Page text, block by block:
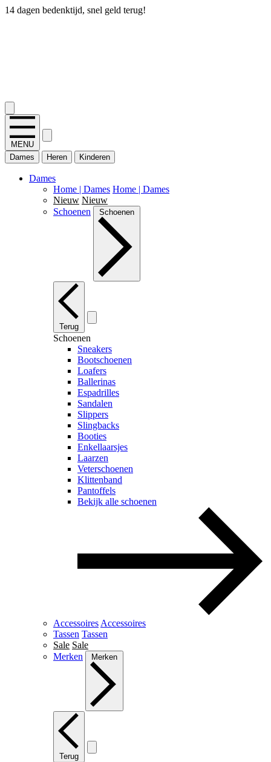
14 dagen bedenktijd, snel geld terug!
MENU
Dames
Heren Kinderen
Dames
Home | Dames Home | Dames
Nieuw Nieuw
Schoenen
Schoenen
Terug
Schoenen
Sneakers
Bootschoenen
Loafers
Ballerinas
Espadrilles
Sandalen
Slippers
Slingbacks
Booties
Enkellaarsjes
Laarzen
Veterschoenen
Klittenband
Pantoffels
Bekijk alle schoenen
Accessoires Accessoires
Tassen Tassen
Sale Sale
Merken
Merken
Terug